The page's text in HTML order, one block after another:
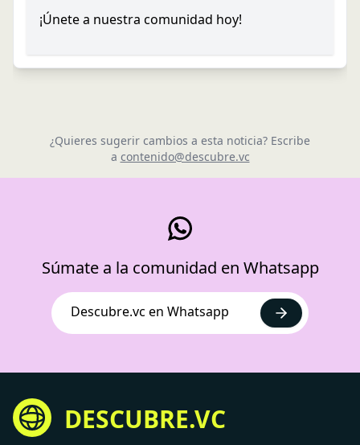
¡Únete a nuestra comunidad hoy!
¿Quieres sugerir cambios a esta noticia? Escribe
a contenido@descubre.vc
Súmate a la comunidad en Whatsapp
Descubre.vc en Whatsapp
DESCUBRE.VC